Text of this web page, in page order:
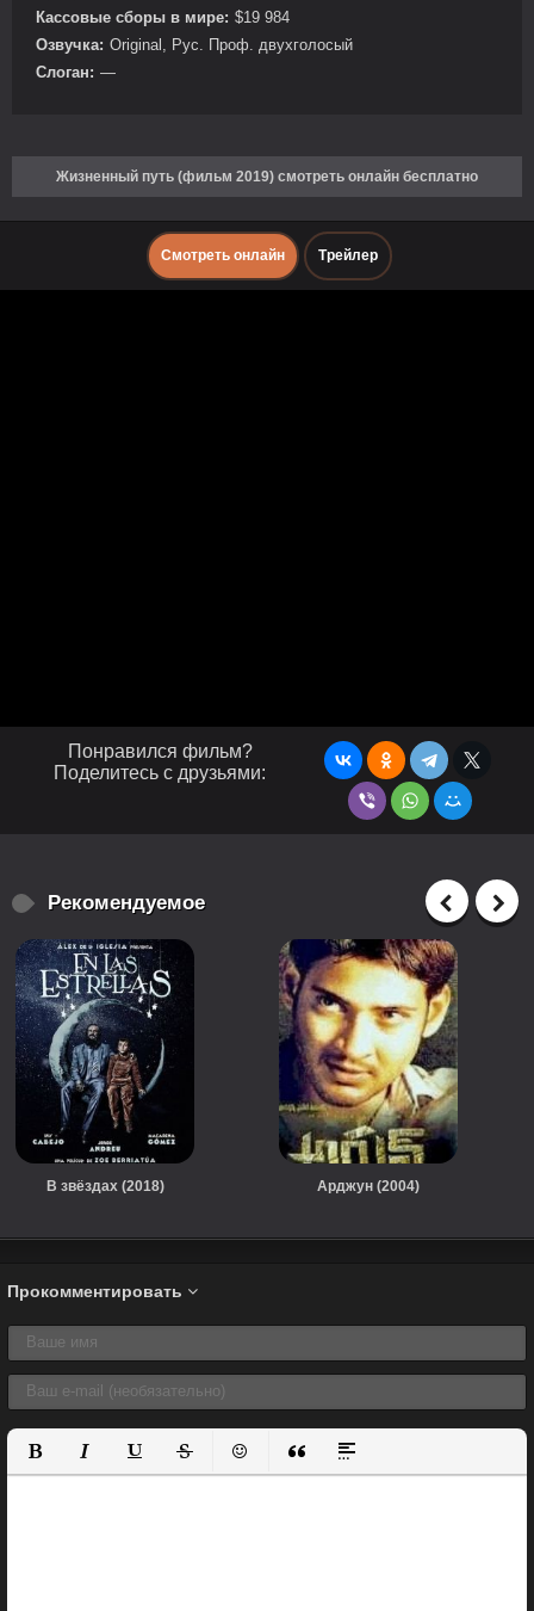
Кассовые сборы в мире: $19 984
Озвучка: Original, Рус. Проф. двухголосый
Слоган: —
Жизненный путь (фильм 2019) смотреть онлайн бесплатно
Смотреть онлайн Трейлер
Понравился фильм?
Поделитесь с друзьями:
Рекомендуемое
В звёздах (2018) Арджун (2004)
Прокомментировать
Полужирный
КурсивПодчеркнутый
ЗачеркнутыйВставить смайлик
Вставка цитаты
Вставка спойлера